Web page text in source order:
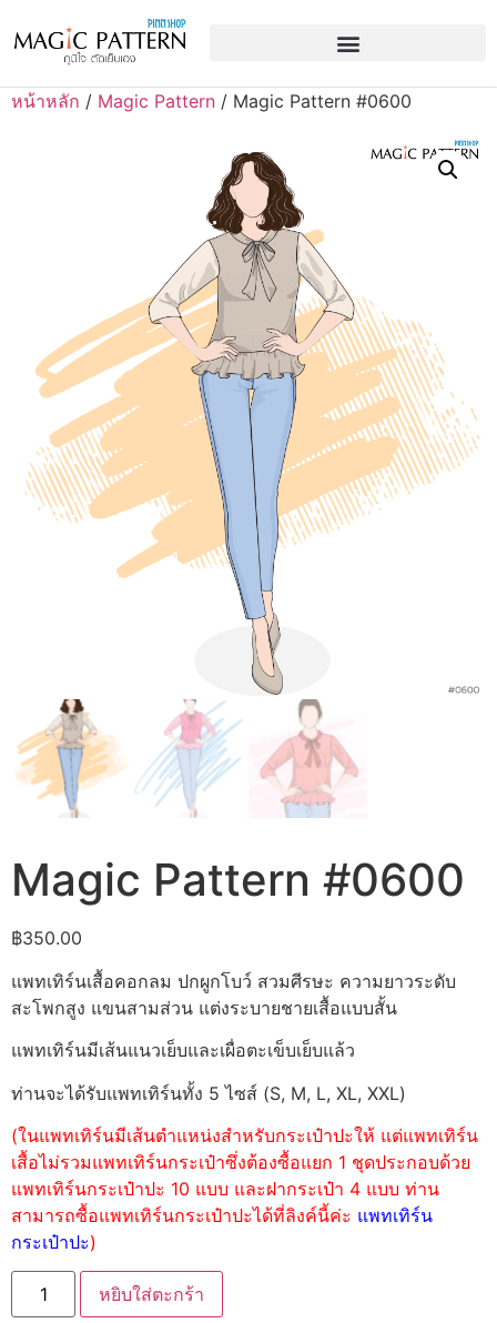
หน้าหลัก / Magic Pattern / Magic Pattern #0600
Magic Pattern #0600
฿350.00
แพทเทิร์นเสื้อคอกลม ปกผูกโบว์ สวมศีรษะ ความยาวระดับ
สะโพกสูง แขนสามส่วน แต่งระบายชายเสื้อแบบสั้น
แพทเทิร์นมีเส้นแนวเย็บและเผื่อตะเข็บเย็บแล้ว
ท่านจะได้รับแพทเทิร์นทั้ง 5 ไซส์ (S, M, L, XL, XXL)
(ในแพทเทิร์นมีเส้นตำแหน่งสำหรับกระเป๋าปะให้ แต่แพทเทิร์น
เสื้อไม่รวมแพทเทิร์นกระเป๋าซึ่งต้องซื้อแยก 1 ชุดประกอบด้วย
แพทเทิร์นกระเป๋าปะ 10 แบบ และฝากระเป๋า 4 แบบ ท่าน
สามารถซื้อแพทเทิร์นกระเป๋าปะได้ที่ลิงค์นี้ค่ะ แพทเทิร์น
กระเป๋าปะ)
หยิบใส่ตะกร้า